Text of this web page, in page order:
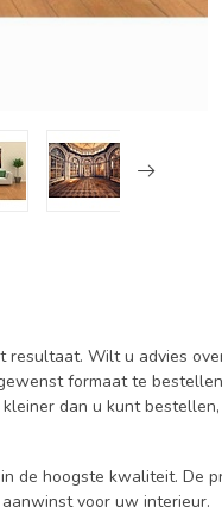
resultaat. Wilt u advies
formaat te
dan u kunt
de hoogste kwaliteit. De
voor uw interieur.